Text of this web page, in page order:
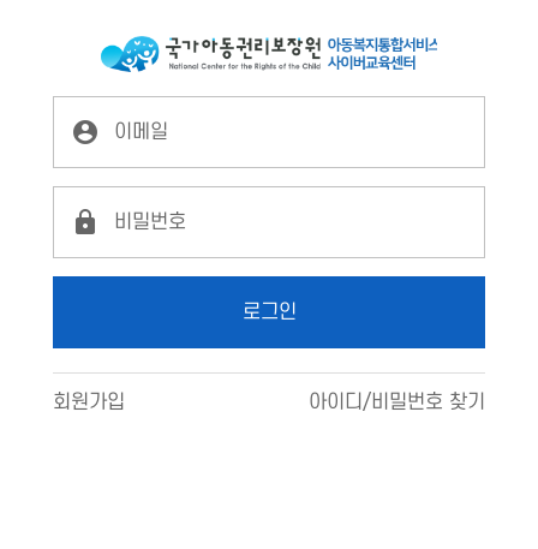
LX2
로그인
회원가입 아이디/비밀번호 찾기